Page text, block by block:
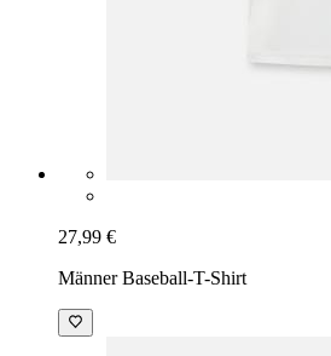
27,99 €
Männer Baseball-T-Shirt